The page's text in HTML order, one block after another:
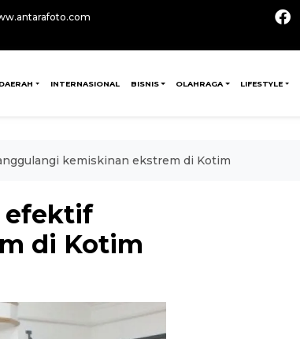
INTERNASIONAL BISNIS OLAHRAGA LIFESTYLE
kemiskinan ekstrem di Kotim
efektif
di Kotim